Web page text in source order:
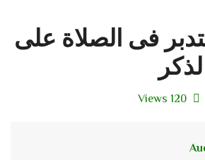
فى الصلاة على
120 Views